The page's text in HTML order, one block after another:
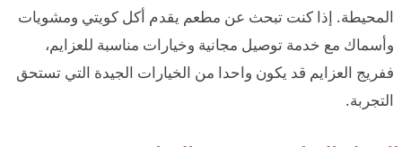
المحيطة. إذا كنت تبحث عن مطعم يقدم أكل كويتي ومشويات
وأسماك مع خدمة توصيل مجانية وخيارات مناسبة للعزايم،
ففريج العزايم قد يكون واحدا من الخيارات الجيدة التي تستحق
التجربة.